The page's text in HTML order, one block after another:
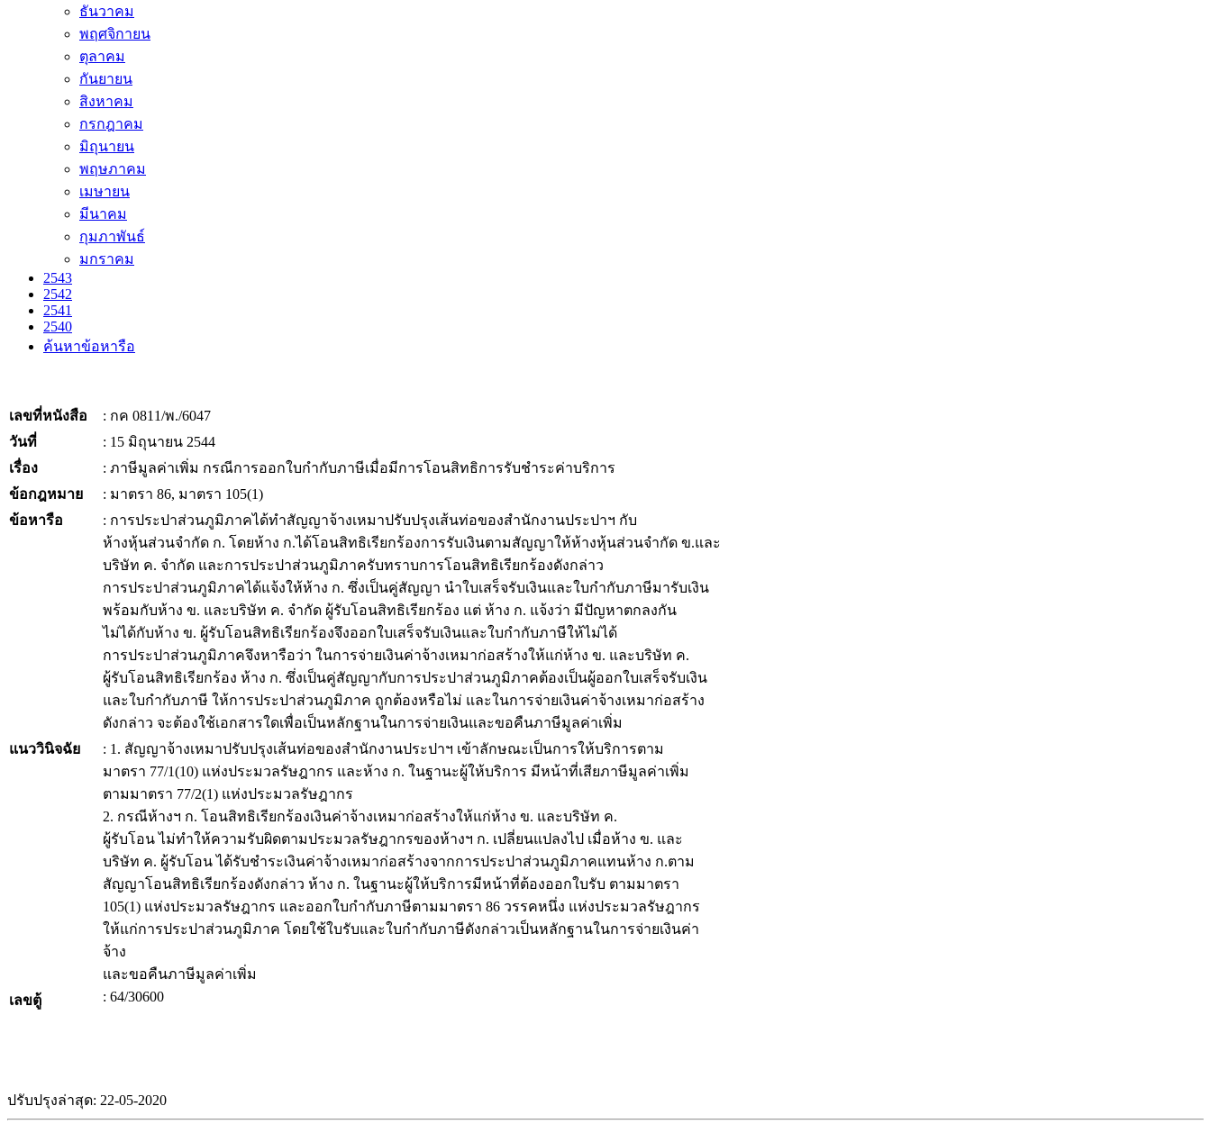
ธันวาคม
พฤศจิกายน
ตุลาคม
กันยายน
สิงหาคม
กรกฎาคม
มิถุนายน
พฤษภาคม
เมษายน
มีนาคม
กุมภาพันธ์
มกราคม
2543
2542
2541
2540
ค้นหาข้อหารือ
เลขที่หนังสือ
: กค 0811/พ./6047
วันที่
: 15 มิถุนายน 2544
เรื่อง
: ภาษีมูลค่าเพิ่ม กรณีการออกใบกำกับภาษีเมื่อมีการโอนสิทธิการรับชำระค่าบริการ
ข้อกฎหมาย
: มาตรา 86, มาตรา 105(1)
ข้อหารือ
: การประปาส่วนภูมิภาคได้ทำสัญญาจ้างเหมาปรับปรุงเส้นท่อของสำนักงานประปาฯ กับ
ห้างหุ้นส่วนจำกัด ก. โดยห้าง ก.ได้โอนสิทธิเรียกร้องการรับเงินตามสัญญาให้ห้างหุ้นส่วนจำกัด ข.และ
บริษัท ค. จำกัด และการประปาส่วนภูมิภาครับทราบการโอนสิทธิเรียกร้องดังกล่าว
การประปาส่วนภูมิภาคได้แจ้งให้ห้าง ก. ซึ่งเป็นคู่สัญญา นำใบเสร็จรับเงินและใบกำกับภาษีมารับเงิน
พร้อมกับห้าง ข. และบริษัท ค. จำกัด ผู้รับโอนสิทธิเรียกร้อง แต่ ห้าง ก. แจ้งว่า มีปัญหาตกลงกัน
ไม่ได้กับห้าง ข. ผู้รับโอนสิทธิเรียกร้องจึงออกใบเสร็จรับเงินและใบกำกับภาษีให้ไม่ได้
การประปาส่วนภูมิภาคจึงหารือว่า ในการจ่ายเงินค่าจ้างเหมาก่อสร้างให้แก่ห้าง ข. และบริษัท ค.
ผู้รับโอนสิทธิเรียกร้อง ห้าง ก. ซึ่งเป็นคู่สัญญากับการประปาส่วนภูมิภาคต้องเป็นผู้ออกใบเสร็จรับเงิน
และใบกำกับภาษี ให้การประปาส่วนภูมิภาค ถูกต้องหรือไม่ และในการจ่ายเงินค่าจ้างเหมาก่อสร้าง
ดังกล่าว จะต้องใช้เอกสารใดเพื่อเป็นหลักฐานในการจ่ายเงินและขอคืนภาษีมูลค่าเพิ่ม
แนววินิจฉัย
: 1. สัญญาจ้างเหมาปรับปรุงเส้นท่อของสำนักงานประปาฯ เข้าลักษณะเป็นการให้บริการตาม
มาตรา 77/1(10) แห่งประมวลรัษฎากร และห้าง ก. ในฐานะผู้ให้บริการ มีหน้าที่เสียภาษีมูลค่าเพิ่ม
ตามมาตรา 77/2(1) แห่งประมวลรัษฎากร
2. กรณีห้างฯ ก. โอนสิทธิเรียกร้องเงินค่าจ้างเหมาก่อสร้างให้แก่ห้าง ข. และบริษัท ค.
ผู้รับโอน ไม่ทำให้ความรับผิดตามประมวลรัษฎากรของห้างฯ ก. เปลี่ยนแปลงไป เมื่อห้าง ข. และ
บริษัท ค. ผู้รับโอน ได้รับชำระเงินค่าจ้างเหมาก่อสร้างจากการประปาส่วนภูมิภาคแทนห้าง ก.ตาม
สัญญาโอนสิทธิเรียกร้องดังกล่าว ห้าง ก. ในฐานะผู้ให้บริการมีหน้าที่ต้องออกใบรับ ตามมาตรา
105(1) แห่งประมวลรัษฎากร และออกใบกำกับภาษีตามมาตรา 86 วรรคหนึ่ง แห่งประมวลรัษฎากร
ให้แก่การประปาส่วนภูมิภาค โดยใช้ใบรับและใบกำกับภาษีดังกล่าวเป็นหลักฐานในการจ่ายเงินค่า
จ้าง
และขอคืนภาษีมูลค่าเพิ่ม
เลขตู้
: 64/30600
ปรับปรุงล่าสุด: 22-05-2020